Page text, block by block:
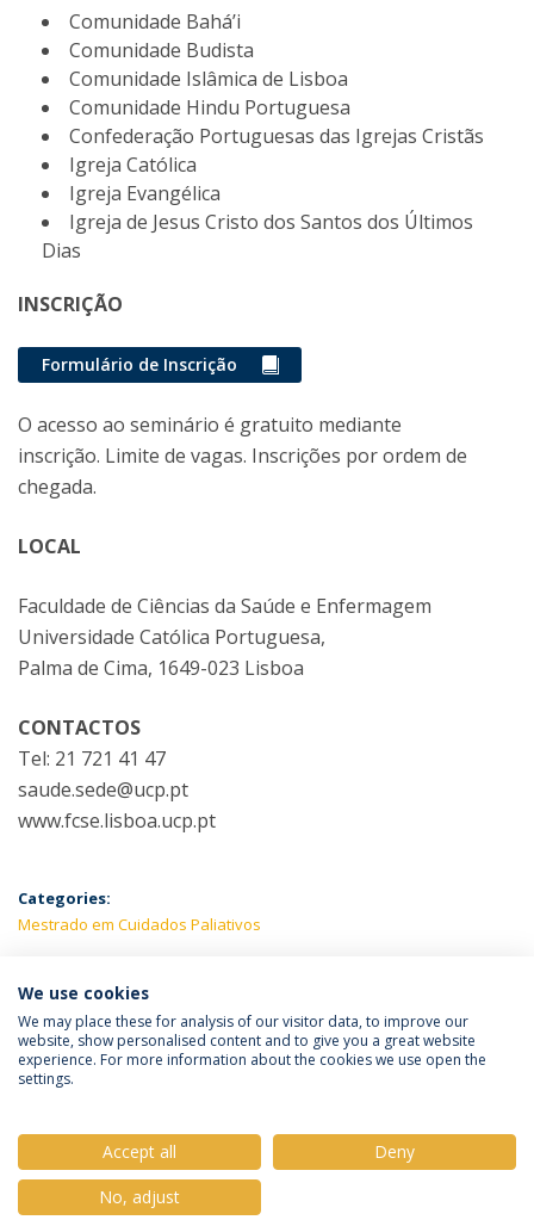
Comunidade Bahá’i
Comunidade Budista
Comunidade Islâmica de Lisboa
Comunidade Hindu Portuguesa
Confederação Portuguesas das Igrejas Cristãs
Igreja Católica
Igreja Evangélica
Igreja de Jesus Cristo dos Santos dos Últimos
Dias
INSCRIÇÃO
Formulário de Inscrição
O acesso ao seminário é gratuito mediante
inscrição. Limite de vagas. Inscrições por ordem de
chegada.
LOCAL
Faculdade de Ciências da Saúde e Enfermagem
Universidade Católica Portuguesa,
Palma de Cima, 1649-023 Lisboa
CONTACTOS
Tel: 21 721 41 47
saude.sede@ucp.pt
www.fcse.lisboa.ucp.pt
Categories:
Mestrado em Cuidados Paliativos
LATEST NEWS
Política de Privacidade
Termos e Condições
© 2026 Universidade Católica Portuguesa
We use cookies
We may place these for analysis of our visitor data, to improve our
website, show personalised content and to give you a great website
experience. For more information about the cookies we use open the
settings.
Accept all
Deny
No, adjust